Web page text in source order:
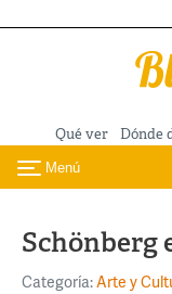
Pasar al contenido
Qué ver Dónde
Toggle navigation
Menú
Schönberg
Categoría:Arte y